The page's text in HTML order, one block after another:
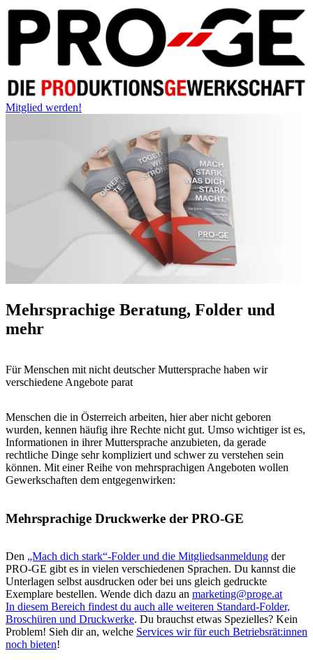
Mitglied werden!
Mehrsprachige Beratung, Folder und
mehr
Für Menschen mit nicht deutscher Muttersprache haben wir
verschiedene Angebote parat
Menschen die in Österreich arbeiten, hier aber nicht geboren
wurden, kennen häufig ihre Rechte nicht gut. Umso wichtiger ist es,
Informationen in ihrer Muttersprache anzubieten, da gerade
rechtliche Dinge sehr kompliziert und schwer zu verstehen sein
können. Mit einer Reihe von mehrsprachigen Angeboten wollen
Gewerkschaften dem entgegenwirken:
Mehrsprachige Druckwerke der PRO-GE
Den „Mach dich stark“-Folder und die Mitgliedsanmeldung der
PRO-GE gibt es in vielen verschiedenen Sprachen. Du kannst die
Unterlagen selbst ausdrucken oder bei uns gleich gedruckte
Exemplare bestellen. Wende dich dazu an marketing@proge.at
In diesem Bereich findest du auch alle weiteren Standard-Folder,
Broschüren und Druckwerke. Du brauchst etwas Spezielles? Kein
Problem! Sieh dir an, welche Services wir für euch Betriebsrät:innen
noch bieten!